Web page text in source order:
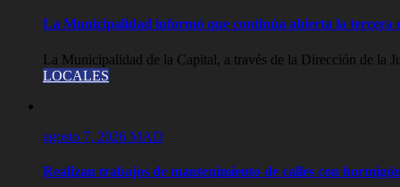
La Municipalidad informó que continúa abierta la
La Municipalidad de la Capital, a través de la Dirección de la
LOCALES
agosto 7, 2026 MAD
Realizan trabajos de mantenimiento de calles con